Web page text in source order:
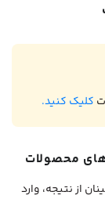
کلیک کنید.
محصولات
از نتیجه، وارد